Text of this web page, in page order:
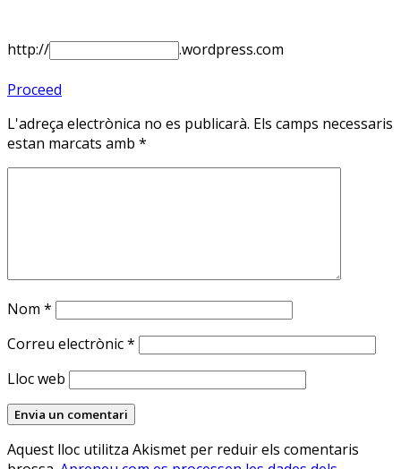
http:// .wordpress.com
Proceed
L'adreça electrònica no es publicarà. Els camps necessaris
estan marcats amb *
Nom *
Correu electrònic*
Lloc web
Aquest lloc utilitza Akismet per reduir els comentaris